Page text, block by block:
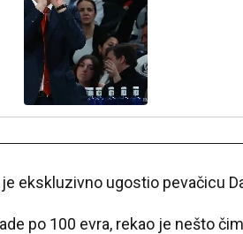
ekskluzivno ugostio pevačicu
po 100 evra, rekao je nešto